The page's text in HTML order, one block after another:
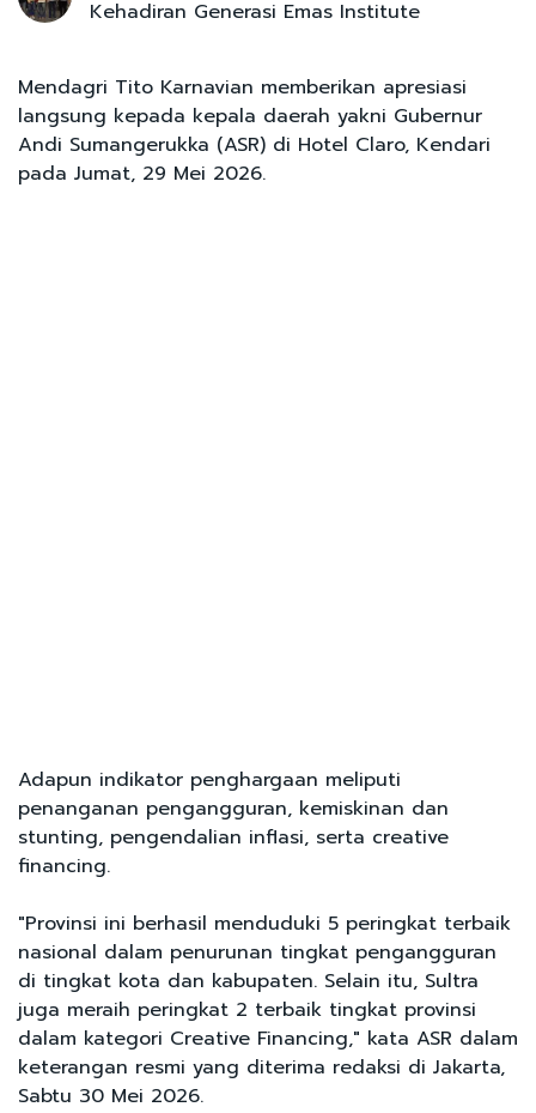
Kehadiran Generasi Emas Institute
Mendagri Tito Karnavian memberikan apresiasi
langsung kepada kepala daerah yakni Gubernur
Andi Sumangerukka (ASR) di Hotel Claro, Kendari
pada Jumat, 29 Mei 2026.
Adapun indikator penghargaan meliputi
penanganan pengangguran, kemiskinan dan
stunting, pengendalian inflasi, serta creative
financing.
"Provinsi ini berhasil menduduki 5 peringkat terbaik
nasional dalam penurunan tingkat pengangguran
di tingkat kota dan kabupaten. Selain itu, Sultra
juga meraih peringkat 2 terbaik tingkat provinsi
dalam kategori Creative Financing," kata ASR dalam
keterangan resmi yang diterima redaksi di Jakarta,
Sabtu 30 Mei 2026.